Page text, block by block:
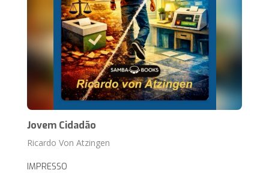
Jovem Cidadão
Ricardo Von Atzingen
IMPRESSO